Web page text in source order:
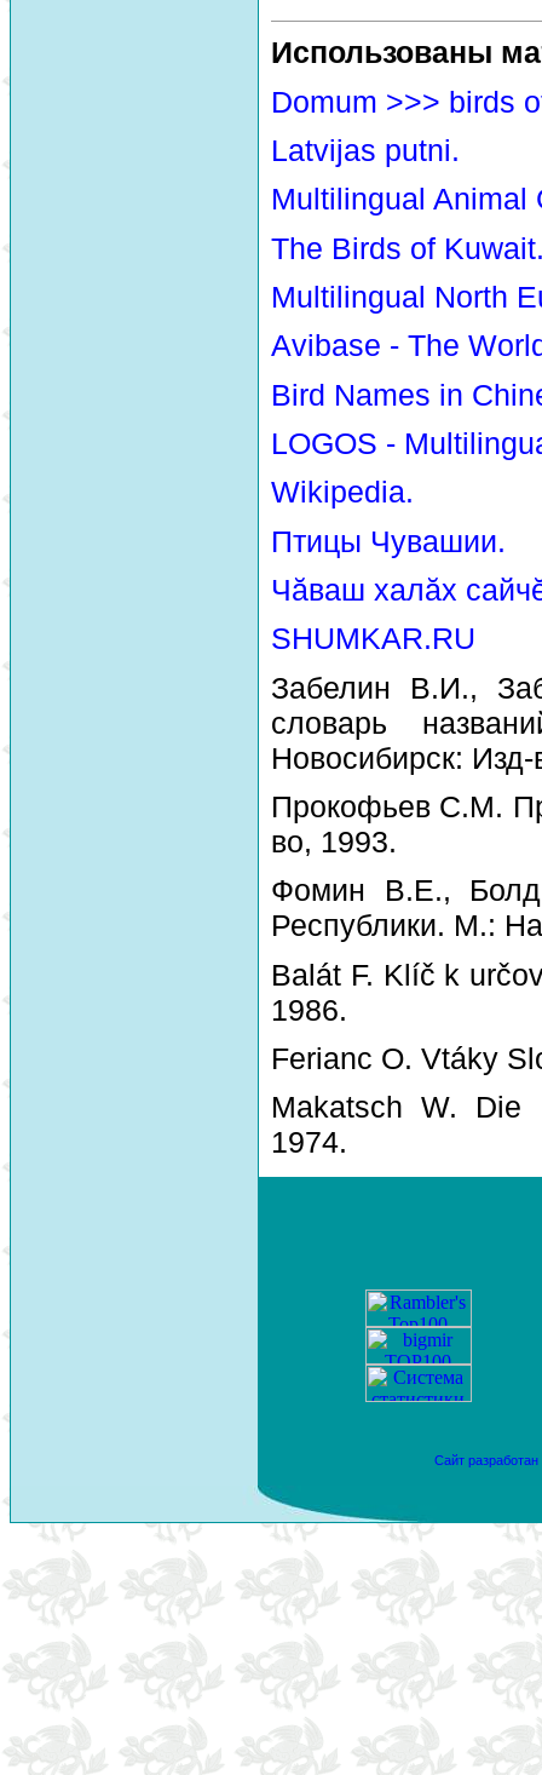
Использованы
Domum >>> birds
Latvijas putni.
Multilingual Animal
The Birds of
Multilingual North
Avibase - The
Bird Names in
LOGOS -
Wikipedia.
Птицы Чувашии.
Чăваш халăх
SHUMKAR.RU
Забелин В.И.,
словарь
Новосибирск:
Прокофьев С.М.
во, 1993.
Фомин В.Е., Болд
Республики. М.:
Balát F. Klíč k
1986.
Ferianc O. Vtáky
Makatsch W. Die
1974.
Сайт